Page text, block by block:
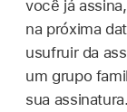
você já
na próxima
usufruir da
um grupo
sua assinatura.